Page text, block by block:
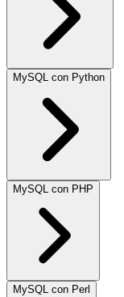
MySQL con Python
MySQL con PHP
MySQL con Perl